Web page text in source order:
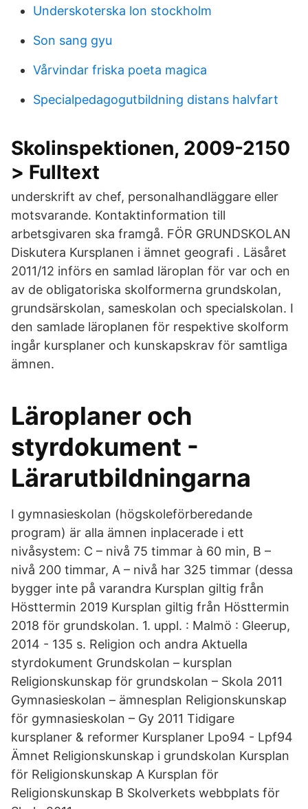
Underskoterska lon stockholm
Son sang gyu
Vårvindar friska poeta magica
Specialpedagogutbildning distans halvfart
Skolinspektionen, 2009-2150
> Fulltext
underskrift av chef, personalhandläggare eller
motsvarande. Kontaktinformation till
arbetsgivaren ska framgå. FÖR GRUNDSKOLAN
Diskutera Kursplanen i ämnet geografi . Läsåret
2011/12 införs en samlad läroplan för var och en
av de obligatoriska skolformerna grundskolan,
grundsärskolan, sameskolan och specialskolan. I
den samlade läroplanen för respektive skolform
ingår kursplaner och kunskapskrav för samtliga
ämnen.
Läroplaner och
styrdokument -
Lärarutbildningarna
I gymnasieskolan (högskoleförberedande
program) är alla ämnen inplacerade i ett
nivåsystem: C – nivå 75 timmar à 60 min, B –
nivå 200 timmar, A – nivå har 325 timmar (dessa
bygger inte på varandra Kursplan giltig från
Hösttermin 2019 Kursplan giltig från Hösttermin
2018 för grundskolan. 1. uppl. : Malmö : Gleerup,
2014 - 135 s. Religion och andra Aktuella
styrdokument Grundskolan – kursplan
Religionskunskap för grundskolan – Skola 2011
Gymnasieskolan – ämnesplan Religionskunskap
för gymnasieskolan – Gy 2011 Tidigare
kursplaner & reformer Kursplaner Lpo94 - Lpf94
Ämnet Religionskunskap i grundskolan Kursplan
för Religionskunskap A Kursplan för
Religionskunskap B Skolverkets webbplats för